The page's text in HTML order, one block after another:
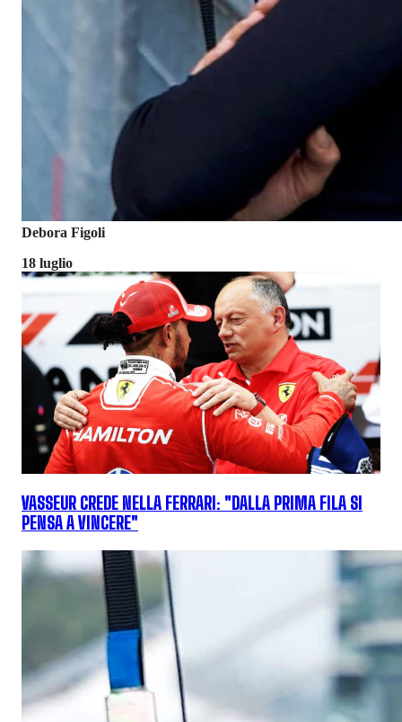
Debora Figoli
18 luglio
VASSEUR CREDE NELLA FERRARI: "DALLA PRIMA FILA SI
PENSA A VINCERE"